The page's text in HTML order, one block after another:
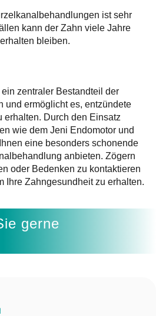
ist sehr
kann der Zahn viele Jahre
bleiben.
zentraler Bestandteil der
und ermöglicht es, entzündete
erhalten. Durch den Einsatz
wie dem Jeni Endomotor und
eine besonders schonende
anbieten. Zögern
oder Bedenken zu kontaktieren
Ihre Zahngesundheit zu erhalten.
gerne